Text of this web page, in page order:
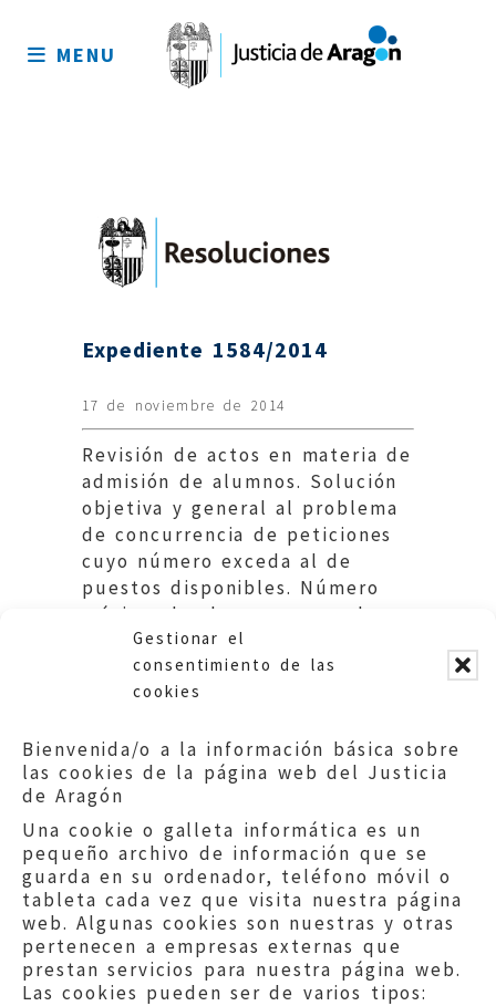
Gestionar el
consentimiento de las
cookies
Bienvenida/o a la información básica sobre
las cookies de la página web del Justicia
de Aragón
Una cookie o galleta informática es un
pequeño archivo de información que se
guarda en su ordenador, teléfono móvil o
tableta cada vez que visita nuestra página
web. Algunas cookies son nuestras y otras
pertenecen a empresas externas que
prestan servicios para nuestra página web.
Las cookies pueden ser de varios tipos:
sitio
MENU
Expediente 1584/2014
17 de noviembre de 2014
Revisión de actos en materia de
admisión de alumnos. Solución
objetiva y general al problema
de concurrencia de peticiones
cuyo número exceda al de
puestos disponibles. Número
máximo de alumnos por aula en
tales Centros. Educación DGA.